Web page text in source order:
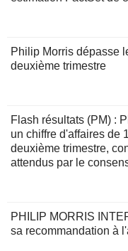
Philip Morris dépasse
deuxième trimestre
Flash résultats (PM) :
un chiffre d'affaires de
deuxième trimestre,
attendus par le
PHILIP MORRIS
sa recommandation à